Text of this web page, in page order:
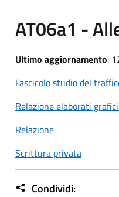
AT06a1 -
Ultimo aggiornamento:
Fascicolo studio del
Relazione elaborati
Relazione
Scrittura privata
Condividi: